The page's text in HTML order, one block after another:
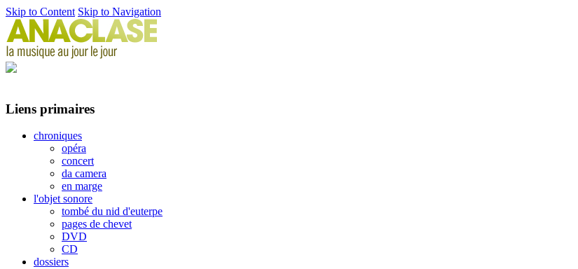
Skip to Content Skip to Navigation
Liens primaires
chroniques
opéra
concert
da camera
en marge
l'objet sonore
tombé du nid d'euterpe
pages de chevet
DVD
CD
dossiers